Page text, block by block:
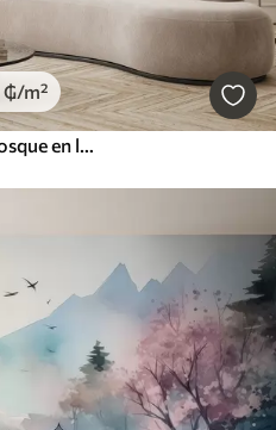
₲/m²
Árboles altos en las colinas, bosque en la niebla